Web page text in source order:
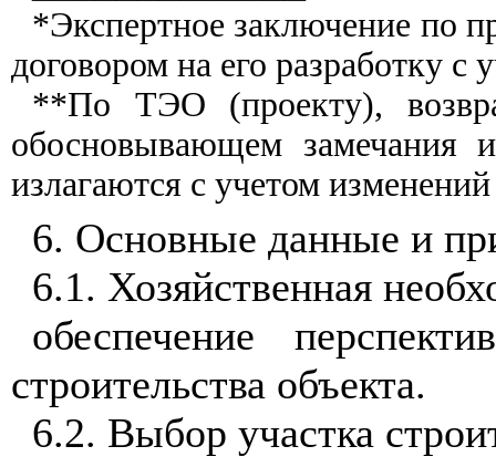
*Экспертное заключение по
договором на его разработку
**По ТЭО (проекту),
обосновывающем замечания
излагаются с учетом
6. Основные данные и
6.1. Хозяйственная
обеспечение
строительства объекта.
6.2. Выбор участка